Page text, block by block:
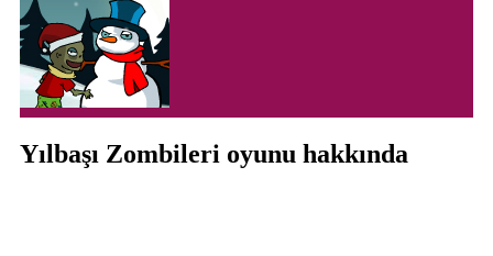
Yılbaşı Zombileri oyunu hakkında